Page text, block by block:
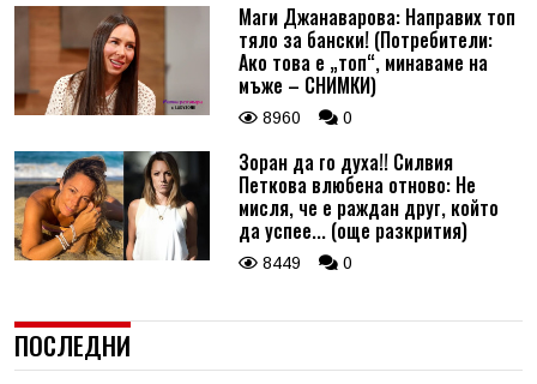
Маги Джанаварова: Направих топ
тяло за бански! (Потребители:
Ако това е „топ“, минаваме на
мъже – СНИМКИ)
8960 0
Зоран да го духа!! Силвия
Петкова влюбена отново: Не
мисля, че е раждан друг, който
да успее... (още разкрития)
8449 0
ПОСЛЕДНИ